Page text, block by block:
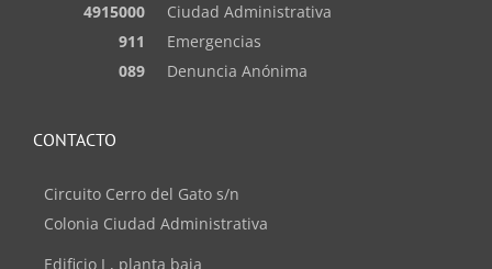
4915000
Ciudad Administrativa
911
Emergencias
089
Denuncia Anónima
CONTACTO
Circuito Cerro del Gato s/n
Colonia Ciudad Administrativa
Edificio I , planta baja